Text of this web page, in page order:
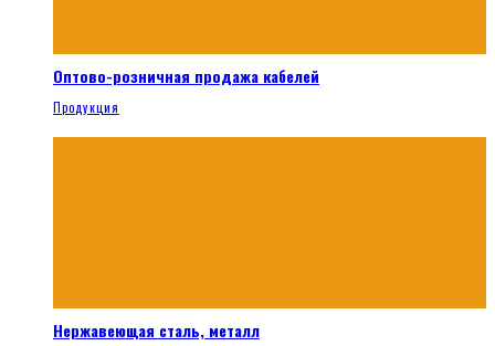
Оптово-розничная продажа кабелей
Продукция
Нержавеющая сталь, металл